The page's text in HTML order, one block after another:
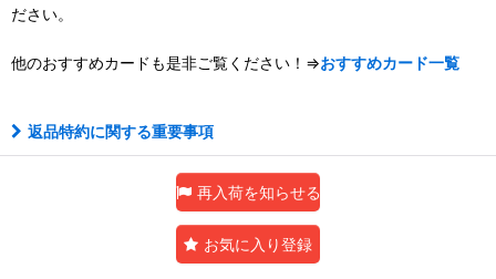
ださい。
他のおすすめカードも是非ご覧ください！⇒おすすめカード一覧
返品特約に関する重要事項
再入荷を知らせる
お気に入り登録